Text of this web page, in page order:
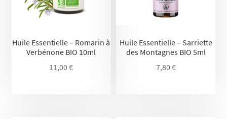
Huile Essentielle – Romarin à
Verbénone BIO 10ml
11,00€
Huile Essentielle – Sarriette
des Montagnes BIO 5ml
7,80€